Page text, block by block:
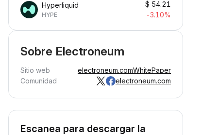
Hyperliquid
HYPE
$ 54.21
-3.10%
Sobre Electroneum
Sitio web electroneum.comWhitePaper
Comunidad
electroneum.com
Escanea para descargar la